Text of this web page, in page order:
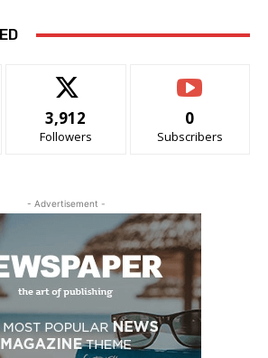
3,912
Followers
0
Subscribers
- Advertisement -